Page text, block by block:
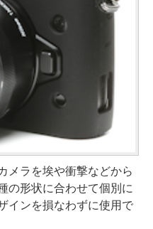
メラを埃や衝撃などから
の形状に合わせて個別に
インを損なわずに使用で